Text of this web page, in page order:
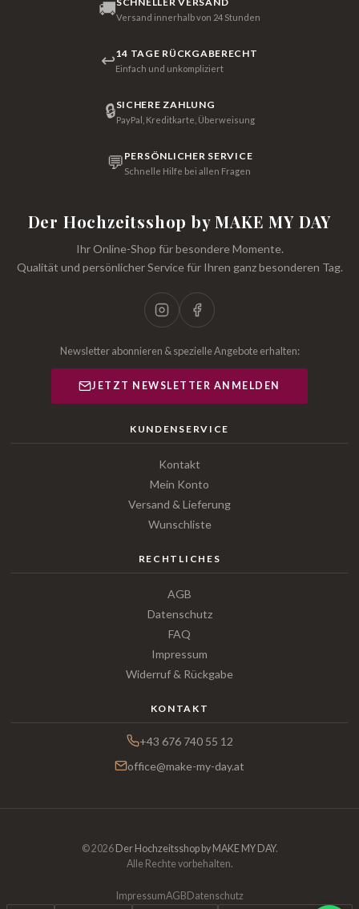
🚚Versand innerhalb von 24 Stunden
↩14 TAGE RÜCKGABERECHT
Einfach und unkompliziert
🔒SICHERE ZAHLUNG
PayPal, Kreditkarte, Überweisung
💬 PERSÖNLICHER SERVICE
Schnelle Hilfe bei allen Fragen
Der Hochzeitsshop by MAKE MY DAY
Ihr Online-Shop für besondere Momente.
Qualität und persönlicher Service für Ihren ganz besonderen Tag.
Newsletter abonnieren & spezielle Angebote erhalten:
JETZT NEWSLETTER ANMELDEN
KUNDENSERVICE
Kontakt
Mein Konto
Versand & Lieferung
Wunschliste
RECHTLICHES
AGB
Datenschutz
FAQ
Impressum
Widerruf & Rückgabe
KONTAKT
+43 676 740 55 12
office@make-my-day.at
© 2026 Der Hochzeitsshop by MAKE MY DAY.
Alle Rechte vorbehalten.
ImpressumAGB Datenschutz